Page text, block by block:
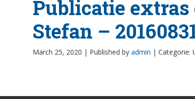
Publicatie extras
Stefan –
March 25, 2020 | Published by admin | Categorie: